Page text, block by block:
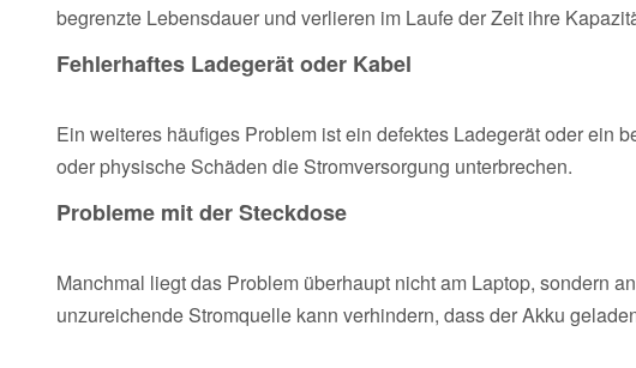
begrenzte Lebensdauer und verlieren im Laufe der Zeit ihre
Fehlerhaftes Ladegerät oder Kabel
Ein weiteres häufiges Problem ist ein defektes Ladegerät oder ein
oder physische Schäden die Stromversorgung unterbrechen.
Probleme mit der Steckdose
Manchmal liegt das Problem überhaupt nicht am Laptop, sondern
unzureichende Stromquelle kann verhindern, dass der Akku